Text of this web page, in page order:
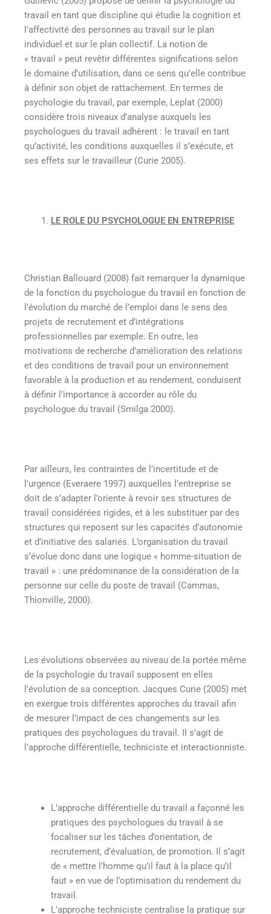
travail en tant que discipline qui étudie la cognition et
l’affectivité des personnes au travail sur le plan
individuel et sur le plan collectif. La notion de
« travail » peut revêtir différentes significations selon
le domaine d’utilisation, dans ce sens qu’elle contribue
à définir son objet de rattachement. En termes de
psychologie du travail, par exemple, Leplat (2000)
considère trois niveaux d’analyse auxquels les
psychologues du travail adhèrent : le travail en tant
qu’activité, les conditions auxquelles il s’exécute, et
ses effets sur le travailleur (Curie 2005).
LE ROLE DU PSYCHOLOGUE EN ENTREPRISE
Christian Ballouard (2008) fait remarquer la dynamique
de la fonction du psychologue du travail en fonction de
l’évolution du marché de l’emploi dans le sens des
projets de recrutement et d’intégrations
professionnelles par exemple. En outre, les
motivations de recherche d’amélioration des relations
et des conditions de travail pour un environnement
favorable à la production et au rendement, conduisent
à définir l’importance à accorder au rôle du
psychologue du travail (Smilga 2000).
Par ailleurs, les contraintes de l’incertitude et de
l’urgence (Everaere 1997) auxquelles l’entreprise se
doit de s’adapter l’oriente à revoir ses structures de
travail considérées rigides, et à les substituer par des
structures qui reposent sur les capacités d’autonomie
et d’initiative des salariés. L’organisation du travail
s’évolue donc dans une logique « homme-situation de
travail » : une prédominance de la considération de la
personne sur celle du poste de travail (Cammas,
Thionville, 2000).
Les évolutions observées au niveau de la portée même
de la psychologie du travail supposent en elles
l’évolution de sa conception. Jacques Curie (2005) met
en exergue trois différentes approches du travail afin
de mesurer l’impact de ces changements sur les
pratiques des psychologues du travail. Il s’agit de
l’approche différentielle, techniciste et interactionniste.
L’approche différentielle du travail a façonné les
pratiques des psychologues du travail à se
focaliser sur les tâches d’orientation, de
recrutement, d’évaluation, de promotion. Il s’agit
de « mettre l’homme qu’il faut à la place qu’il
faut » en vue de l’optimisation du rendement du
travail.
L’approche techniciste centralise la pratique sur